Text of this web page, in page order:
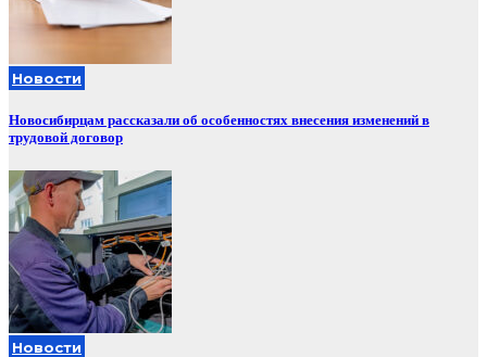
Новости
Новосибирцам рассказали об особенностях внесения изменений в
трудовой договор
Новости